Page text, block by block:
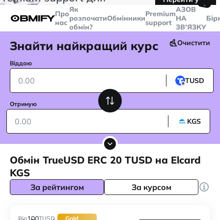
більше
Telegram
Про
нас
Як
розпочати
обмін?
ОбмінникиPremium
support
🤙
AЗОВ
НА
ЗВ'ЯЗКУ
Знайти найкращий курс Очистити
Віддаю
TUSD
Отримую
KGS
Обмін TrueUSD ERC 20 TUSD на Elcard
KGS
За рейтингом За курсом
Gold
Від TUSD